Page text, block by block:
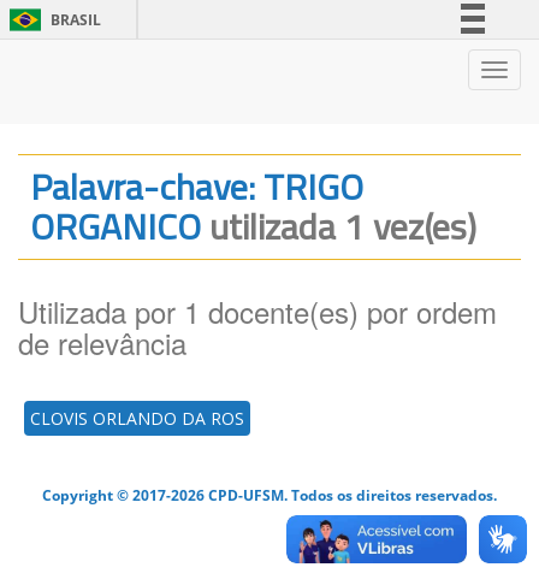
BRASIL
Legislação
Canais
Palavra-chave: TRIGO
ORGANICOutilizada 1 vez(es)
Utilizada por 1 docente(es) por ordem
de relevância
CLOVIS ORLANDO DA ROS
Copyright © 2017-2026 CPD-UFSM. Todos os direitos reservados.